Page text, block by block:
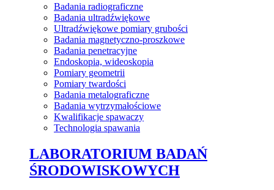
Badania radiograficzne
Badania ultradźwiękowe
Ultradźwiękowe pomiary grubości
Badania magnetyczno-proszkowe
Badania penetracyjne
Endoskopia, wideoskopia
Pomiary geometrii
Pomiary twardości
Badania metalograficzne
Badania wytrzymałościowe
Kwalifikacje spawaczy
Technologia spawania
LABORATORIUM BADAŃ
ŚRODOWISKOWYCH